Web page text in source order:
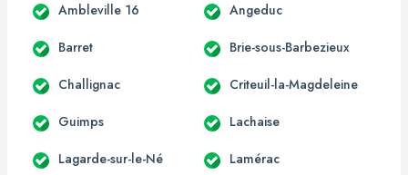
Ambleville 16 Angeduc
Barret Brie-sous-Barbezieux
Challignac Criteuil-la-Magdeleine
Guimps Lachaise
Lagarde-sur-le-Né Lamérac